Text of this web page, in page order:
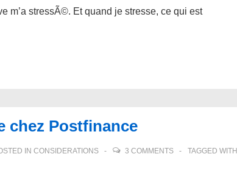
m’a stressÃ©. Et quand je stresse, ce qui est
chez Postfinance
IN CONSIDERATIONS 3 COMMENTS
TAGGED WITH